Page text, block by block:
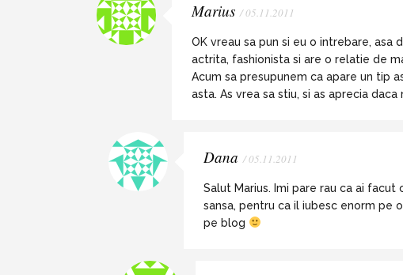
Marius / 05.11.2011
OK vreau sa pun si eu o intrebare,
actrita, fashionista si are o relatie de
Acum sa presupunem ca apare un tip
asta. As vrea sa stiu, si as aprecia
Dana / 05.11.2011
Salut Marius. Imi pare rau ca ai
sansa, pentru ca il iubesc enorm pe
pe blog